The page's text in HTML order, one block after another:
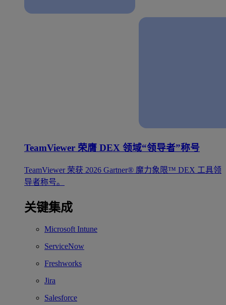
TeamViewer 荣膺 DEX 领域“领导者”称号
TeamViewer 荣获 2026 Gartner® 魔力象限™ DEX 工具领
导者称号。
关键集成
Microsoft Intune
ServiceNow
Freshworks
Jira
Salesforce